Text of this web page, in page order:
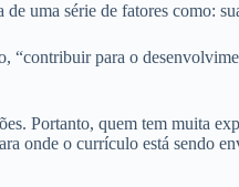
uma série de fatores como:
para o
Portanto, quem tem muita
onde o currículo está sendo